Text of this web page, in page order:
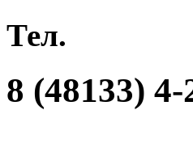
Тел.
8 (48133) 4-